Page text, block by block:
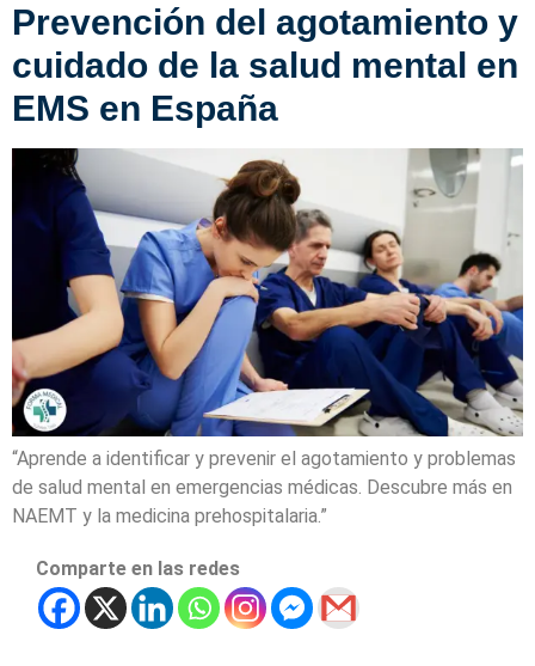
Prevención del agotamiento y
cuidado de la salud mental en
EMS en España
“Aprende a identificar y prevenir el agotamiento y problemas
de salud mental en emergencias médicas. Descubre más en
NAEMT y la medicina prehospitalaria.”
Comparte en las redes